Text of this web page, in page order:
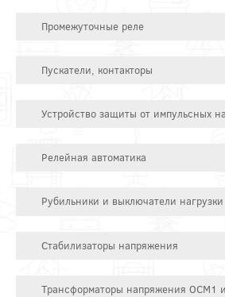
Промежуточные реле
Пускатели, контакторы
Устройство защиты от импульсных
Релейная автоматика
Рубильники и выключатели нагрузки
Стабилизаторы напряжения
Трансформаторы напряжения ОСМ1